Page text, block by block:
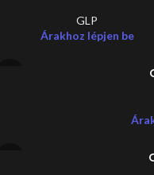
GLP
Árakhoz lépjen be